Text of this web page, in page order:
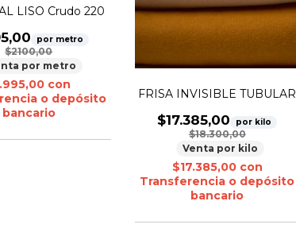
LISO Crudo 220
por metro
$2100,00
por metro
con
o depósito
bancario
FRISA INVISIBLE TUBULAR
$17.385,00 por kilo
$18.300,00
Venta por kilo
$17.385,00 con
Transferencia o depósito
bancario